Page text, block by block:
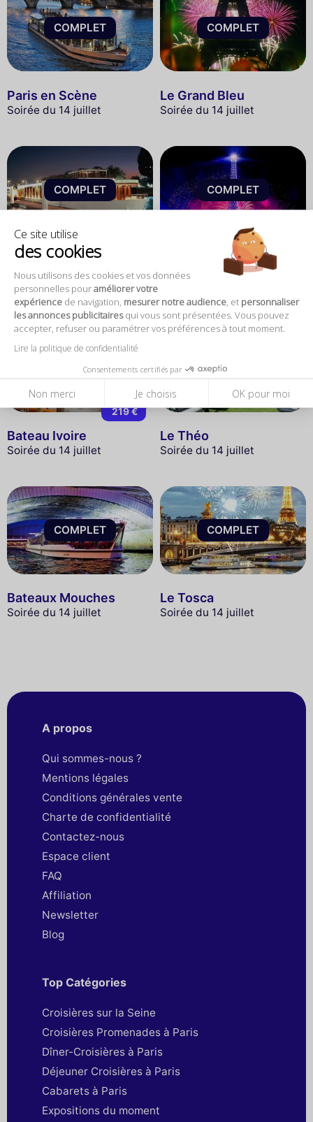
Ce site utilise
des cookies
Nous utilisons des cookies et vos données
personnelles pouraméliorer votre
expérience de navigation, mesurer notre audience , et personnaliser
les annonces publicitairesqui vous sont présentées. Vous pouvez
accepter, refuser ou paramétrer vos préférences à tout moment.
Lire la politique de confidentialité
Consentements certifiés par
Non merci Je choisis OK pour moi
COMPLET
Paris en Scène
Soirée du 14 juillet
COMPLET
Le Grand Bleu
Soirée du 14 juillet
COMPLET
River Palace
Soirée du 14 juillet
COMPLET
Bateaux Parisiens
Croisière Promenade du 14
COMPLET
219 €
Bateau Ivoire
Soirée du 14 juillet
COMPLET
Le Théo
Soirée du 14 juillet
COMPLET
Bateaux Mouches
Soirée du 14 juillet
COMPLET
Le Tosca
Soirée du 14 juillet
A propos
Qui sommes-nous ?
Mentions légales
Conditions générales vente
Charte de confidentialité
Contactez-nous
Espace client
FAQ
Affiliation
Newsletter
Blog
Top Catégories
Croisières sur la Seine
Croisières Promenades à Paris
Dîner-Croisières à Paris
Déjeuner Croisières à Paris
Cabarets à Paris
Expositions du moment